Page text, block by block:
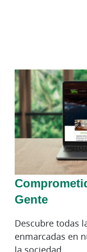
Gente
Descubre todas
enmarcadas en
la sociedad.